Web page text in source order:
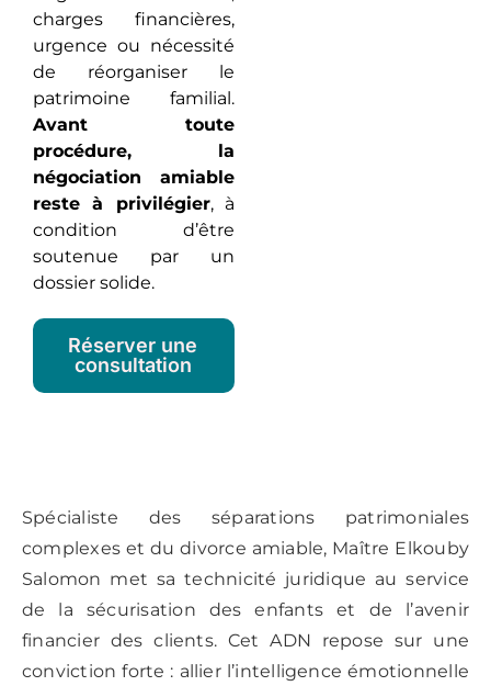
charges financières,
urgence ou nécessité
de réorganiser le
patrimoine familial.
Avant toute
procédure, la
négociation amiable
reste à privilégier, à
condition d’être
soutenue par un
dossier solide.
Réserver une
consultation
Spécialiste des séparations patrimoniales
complexes et du divorce amiable, Maître Elkouby
Salomon met sa technicité juridique au service
de la sécurisation des enfants et de l’avenir
financier des clients. Cet ADN repose sur une
conviction forte : allier l’intelligence émotionnelle